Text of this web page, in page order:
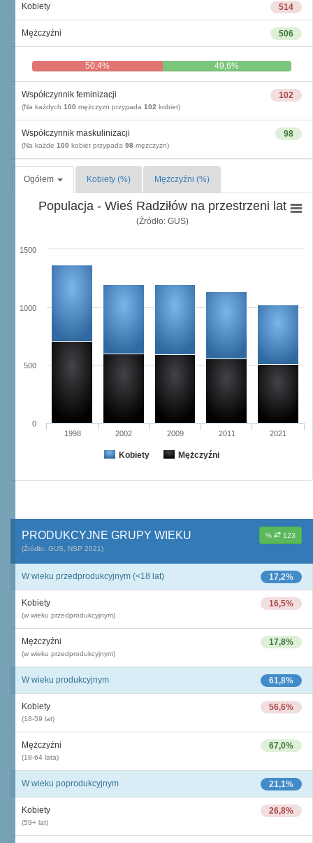
514
Kobiety
506
Mężczyźni
50,4% 49,6%
102
Współczynnik feminizacji
(Na każdych 100 mężczyzn przypada 102 kobiet)
98
Współczynnik maskulinizacji
(Na każde 100 kobiet przypada 98 mężczyzn)
Ogółem Kobiety (%) Mężczyźni (%)
Populacja - Wieś Radziłów na przestrzeni lat
(Źródło: GUS)
Kobiety Mężczyźni
1998 2002 2009 2011 2021
0
500
1000
1500
% 123
PRODUKCYJNE GRUPY WIEKU
(Źródło: GUS, NSP 2021)
17,2%
W wieku przedprodukcyjnym (<18 lat)
16,5%
Kobiety
(w wieku przedprodukcyjnym)
17,8%
Mężczyźni
(w wieku przedprodukcyjnym)
61,8%
W wieku produkcyjnym
56,6%
Kobiety
(18-59 lat)
67,0%
Mężczyźni
(18-64 lata)
21,1%
W wieku poprodukcyjnym
26,8%
Kobiety
(59+ lat)